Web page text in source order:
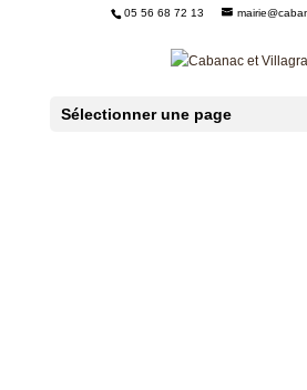
05 56 68 72 13
Sélectionner une page